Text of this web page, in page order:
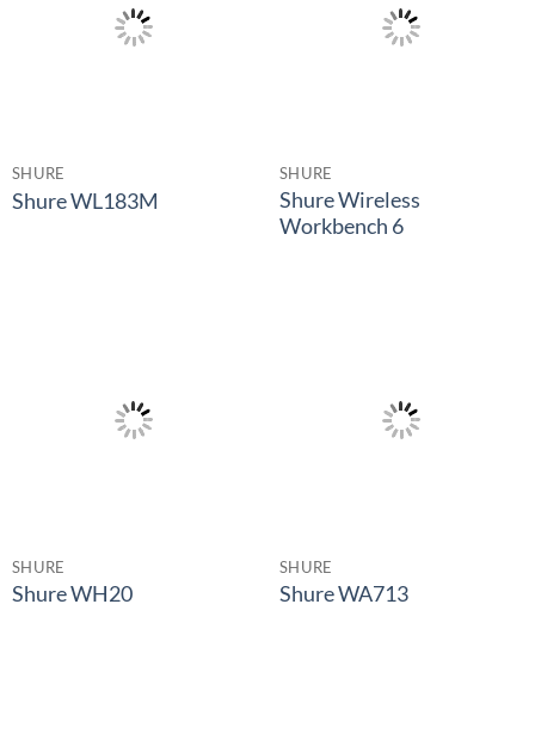
SHURE
Shure WL183M
SHURE
Shure Wireless
Workbench 6
SHURE
Shure WH20
SHURE
Shure WA713